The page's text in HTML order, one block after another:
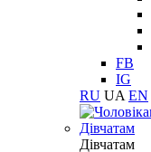
FB
IG
RU UA EN
Дівчатам
Дівчатам